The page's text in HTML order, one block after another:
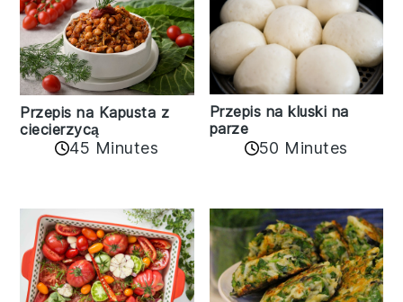
Przepis na Kapusta z
ciecierzycą
45 Minutes
Przepis na kluski na
parze
50 Minutes